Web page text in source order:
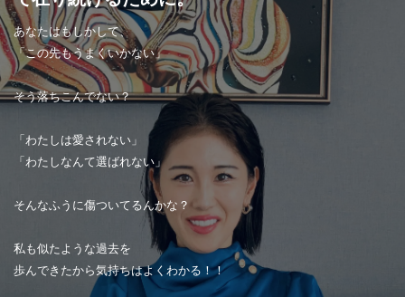
あなたはもしかして、
「この先もうまくいかない」
そう落ちこんでない？
「わたしは愛されない」
「わたしなんて選ばれない」
そんなふうに傷ついてるんかな？
私も似たような過去を
歩んできたから気持ちはよくわかる！！